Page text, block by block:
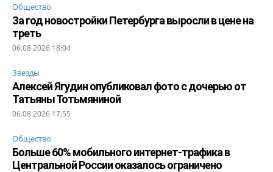
Общество
За год новостройки Петербурга выросли в цене на
треть
06.08.2026 18:04
Звезды
Алексей Ягудин опубликовал фото с дочерью от
Татьяны Тотьмяниной
06.08.2026 17:55
Общество
Больше 60% мобильного интернет-трафика в
Центральной России оказалось ограничено